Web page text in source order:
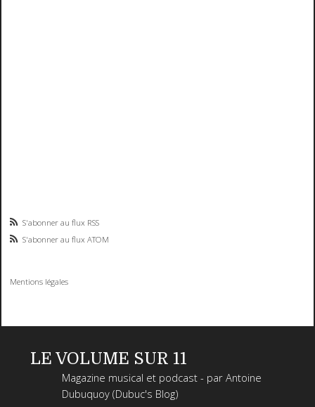
S'abonner au flux RSS
S'abonner au flux ATOM
Mentions légales
LE VOLUME SUR 11
Magazine musical et podcast - par Antoine
Dubuquoy (Dubuc's Blog)